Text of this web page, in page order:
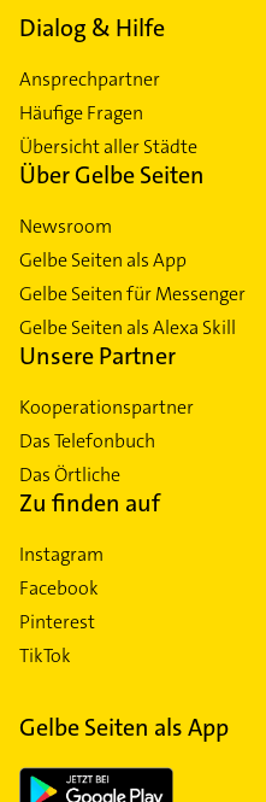
Dialog & Hilfe
Ansprechpartner
Häufige Fragen
Übersicht aller Städte
Über Gelbe Seiten
Newsroom
Gelbe Seiten als App
Gelbe Seiten für Messenger
Gelbe Seiten als Alexa Skill
Unsere Partner
Kooperationspartner
Das Telefonbuch
Das Örtliche
Zu finden auf
Instagram
Facebook
Pinterest
TikTok
Gelbe Seiten als App